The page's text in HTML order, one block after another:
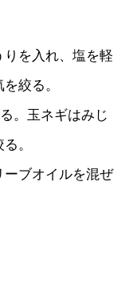
を入れ、塩を軽
絞る。
。玉ネギはみじ
。
ブオイルを混ぜ